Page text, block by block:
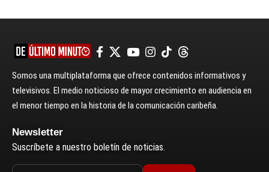
Somos una multiplataforma que ofrece contenidos informativos y
televisivos. El medio noticioso de mayor crecimiento en audiencia en
el menor tiempo en la historia de la comunicación caribeña.
Newsletter
Suscríbete a nuestro boletín de noticias.